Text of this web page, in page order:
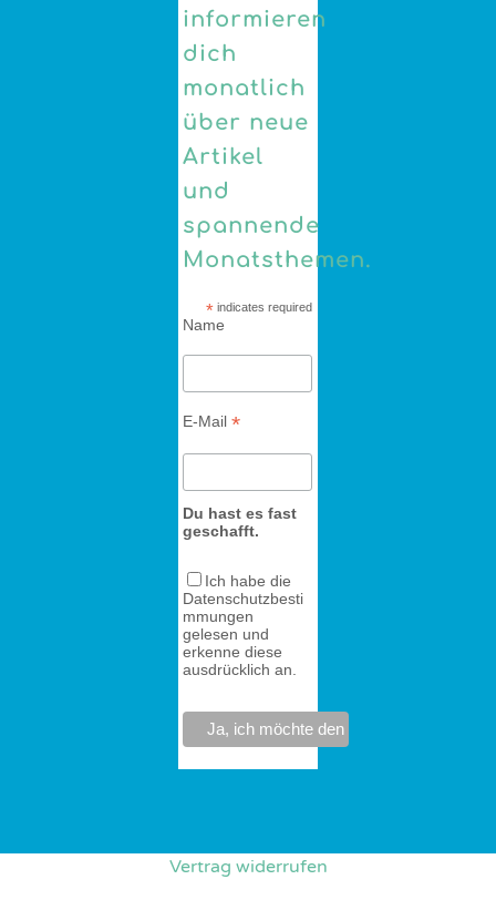
informieren
dich
monatlich
über neue
Artikel
und
spannende
Monatsthemen.
* indicates required
Name
E-Mail *
Du hast es fast
geschafft.
Ich habe die
Datenschutzbesti
mmungen
gelesen und
erkenne diese
ausdrücklich an.
Vertrag widerrufen